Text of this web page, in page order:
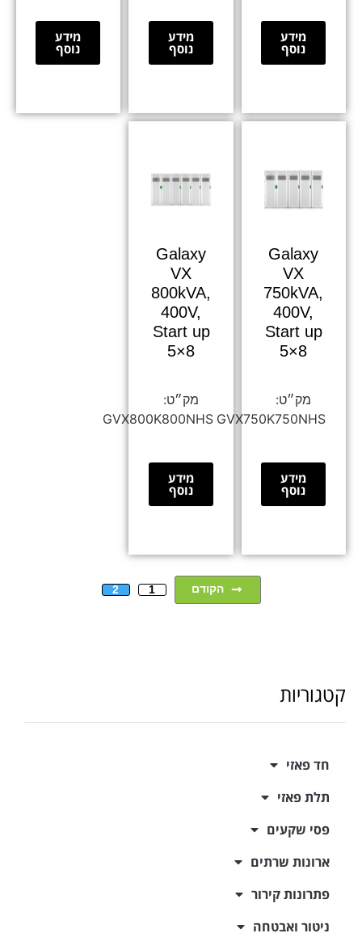
מידע
נוסף
מידע
נוסף
מידע
נוסף
Galaxy
VX
750kVA,
400V,
Start up
5×8
GVX750K750NHS
מידע
נוסף
Galaxy
VX
800kVA,
400V,
Start up
5×8
GVX800K800NHS
מידע
נוסף
הקודם 1
2
קטגוריות
חד פאזי
תלת פאזי
פסי שקעים
ארונות שרתים
פתרונות קירור
ניטור ואבטחה